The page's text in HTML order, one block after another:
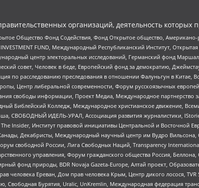
организаций, деятельность
Общество Фонд Содействия, Фонд Открытое общество,
FUND, Международный Республиканский Институт,
центр электоральных исследований, Германский фонд
совет, Человек в беде, Европейский фонд за демократию,
по расследованию преследования в отношении Фалуньгун в Китае,
Центр либеральной современности, Форум русскоязычных
свободы информации, Проект Медиа, Международное партнерство
Библейский Колледж, Международное христианское движение,
СВОБОДНЫЙ ИДЕЛЬ-УРАЛ, Ассоциация развития журналистики,
Insider, Институт правовой инициативы Центральной и Восточной
Декабристы, Международный научный центр им Вудро
свободной России, Лига Свободных Наций, Transparеncy
управления, Форум гражданского общества Россия,
фонд природы, BDR Novaja Gazeta-Europe, Алтай проект,
человека Ереван, Дом прав человека Крым, Центр дикого лосося,
Свободная Бурятия, Uralic, UnKremlin, Международная федерация